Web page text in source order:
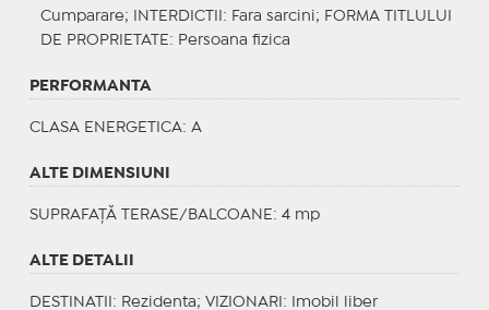
Cumparare;
INTERDICTII : Fara sarcini; FORMA TITLULUI
DE PROPRIETATE : Persoana fizica
PERFORMANTA
CLASA ENERGETICA: A
ALTE DIMENSIUNI
SUPRAFAȚĂ TERASE/BALCOANE: 4 mp
ALTE DETALII
DESTINATII : Rezidenta; VIZIONARI : Imobil liber